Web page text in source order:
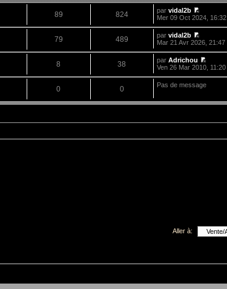
89 824 parvidal2b
Mer 09 Oct 2024, 16:32
79 489 parvidal2b
Mar 21 Avr 2026, 21:47
8 38 parAdrichou
Ven 26 Mar 2010, 11:20
0 0 Pas de message
Aller à: